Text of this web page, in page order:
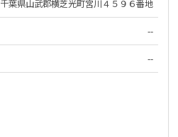
千葉県山武郡横芝光町宮川４５９６番地
--
--